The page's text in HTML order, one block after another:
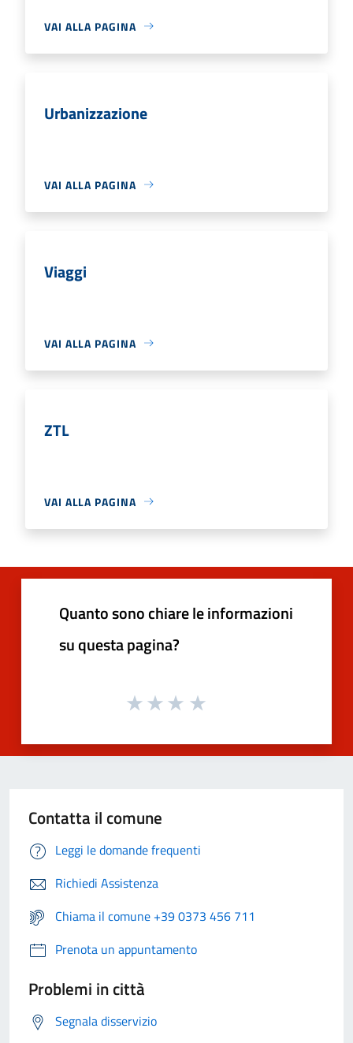
VAI ALLA PAGINA
Urbanizzazione
VAI ALLA PAGINA
Viaggi
VAI ALLA PAGINA
ZTL
VAI ALLA PAGINA
Quanto sono chiare le informazioni
su questa pagina?
Contatta il comune
Leggi le domande frequenti
Richiedi Assistenza
Chiama il comune +39 0373 456 711
Prenota un appuntamento
Problemi in città
Segnala disservizio